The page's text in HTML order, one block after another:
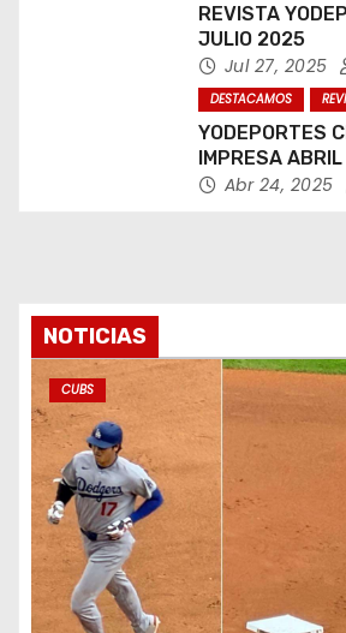
REVISTA
JULIO 2025
Jul 27, 2025
DESTACAMOS
YODEPORTES
IMPRESA
Abr 24, 2025
NOTICIAS
CUBS